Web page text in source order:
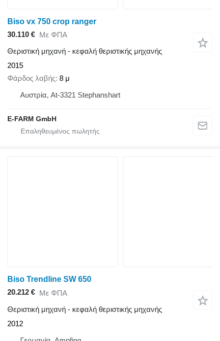
Biso vx 750 crop ranger
30.110 € Με ΦΠΑ
Θεριστική μηχανή - κεφαλή θεριστικής μηχανής
2015
Φάρδος λαβής 8 μ
Αυστρία, At-3321 Stephanshart
E-FARM GmbH
Biso Trendline SW 650
20.212 € Με ΦΠΑ
Θεριστική μηχανή - κεφαλή θεριστικής μηχανής
2012